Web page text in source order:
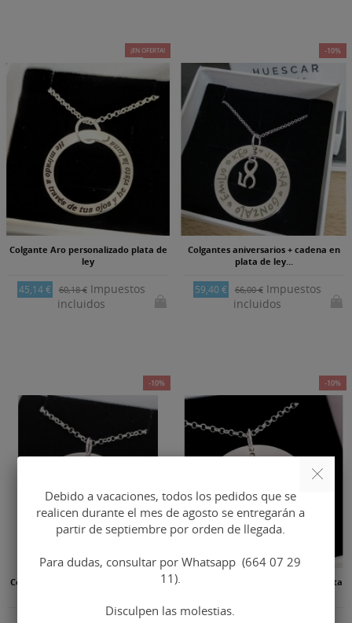
-25%
¡EN OFERTA!
Colgante Aro personalizado plata de
ley
45,14 € 60,18 €Impuestos
incluidos
-10%
Colgantes aniversarios + cadena en
plata de ley...
59,40 € 66,00 €Impuestos
incluidos
-10%
Colgante corazón + cadena en plata
-10%
Colgante grabado + cadena en plata
Debido a vacaciones, todos los pedidos que se
realicen durante el mes de agosto se entregarán a
partir de septiembre por orden de llegada.
Para dudas, consultar por Whatsapp (664 07 29
11).
Disculpen las molestias.